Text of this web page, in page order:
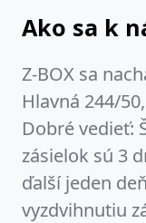
Ako sa k
Z-BOX sa
Hlavná 244/
Dobré vedieť:
zásielok sú 3
ďalší jeden
vyzdvihnutiu